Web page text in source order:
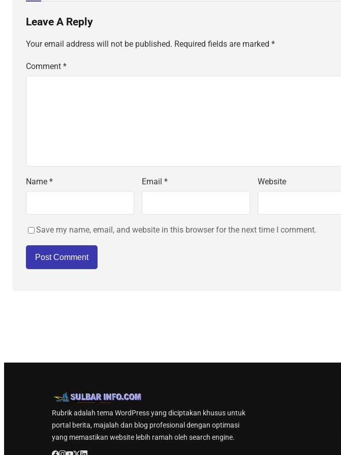
Leave A Reply
Your email address will not be published. Required fields are marked*
Comment*
Name* Email* Website
Save my name, email, and website in this browser for the next time I comment.
Rubrik adalah tema WordPress yang diciptakan khusus untuk
portal berita, majalah dan blog profesional dengan optimasi
yang memastikan website lebih ramah oleh search engine.